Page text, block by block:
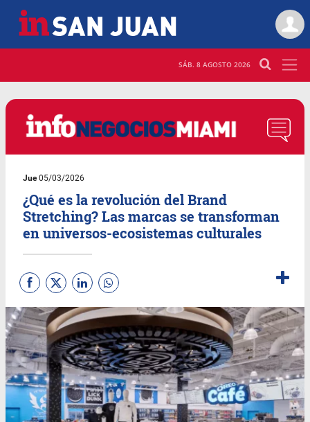
SÁB. 8 AGOSTO 2026
Jue05/03/2026
¿Qué es la revolución del Brand
Stretching? Las marcas se transforman
en universos-ecosistemas culturales